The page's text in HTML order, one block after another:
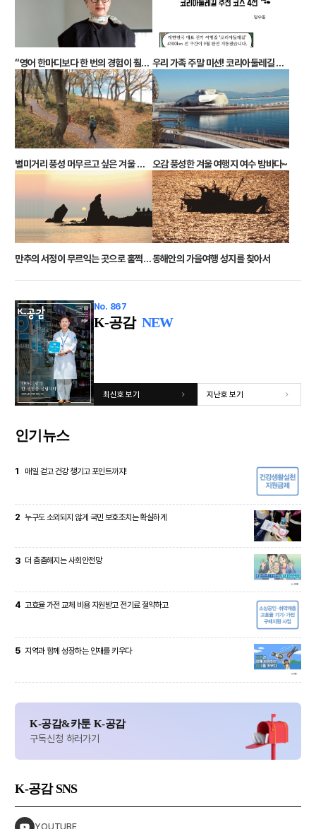
“영어 한마디보다 한 번의 경험이 훨씬 중요해요” 우리 가족 주말 미션! 코리아둘레길 추천 코스 4선
별미거리 풍성 머무르고 싶은 겨울 여행지 오감 풍성한 겨울 여행지 여수 밤바다~
만추의 서정이 무르익는 곳으로 훌쩍 떠나볼까?동해안의 가을여행 성지를 찾아서
No. 867
K-공감 NEW
최신호 보기 지난호 보기
인기뉴스
1 매일 걷고 건강 챙기고 포인트까지!
2 누구도 소외되지 않게 국민 보호조치는 확실하게
3 더 촘촘해지는 사회안전망
4 고효율 가전 교체 비용 지원받고 전기료 절약하고
5 지역과 함께 성장하는 인재를 키우다
K-공감&카툰 K-공감
구독신청 하러가기
K-공감 SNS
YOUTUBE